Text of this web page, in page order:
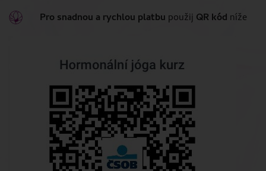
Pro snadnou a rychlou platbu použij QR kód níže